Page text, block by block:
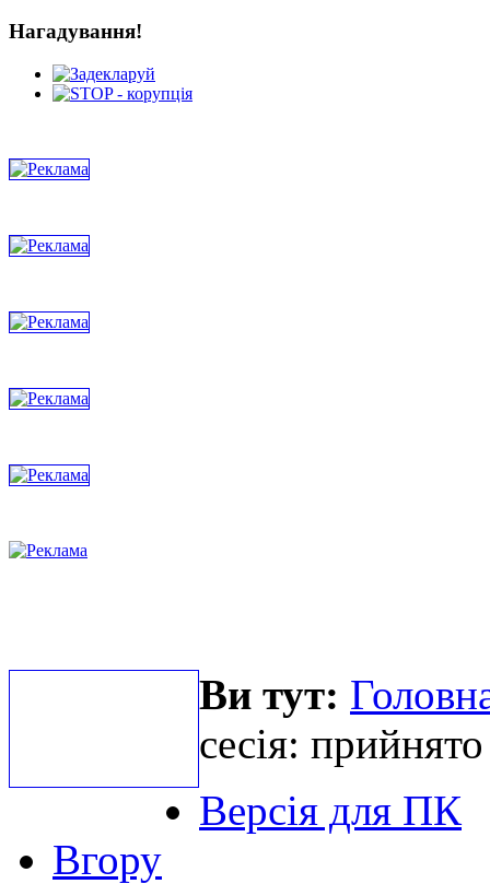
Нагадування!
Ви тут:
сесія:
Версія для ПК
Вгору